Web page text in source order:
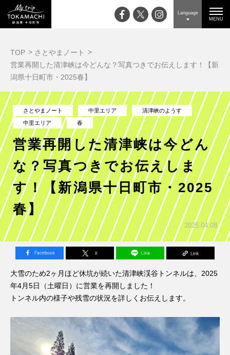
Language
MENU
TOP
さとやまノート
営業再開した清津峡は今どんな？写真つきでお伝えします！【新
潟県十日町市・2025春】
さとやまノート 中里エリア
清津峡のようす
中里エリア
春
営業再開した清津峡は今どん
な？写真つきでお伝えしま
す！【新潟県十日町市・2025
春】
2025.04.08
大雪のため2ヶ月ほど休坑が続いた清津峡渓谷トンネルは、2025
年4月5日（土曜日）に営業を再開しました！
トンネル内の様子や残雪の状況を詳しくお伝えします。